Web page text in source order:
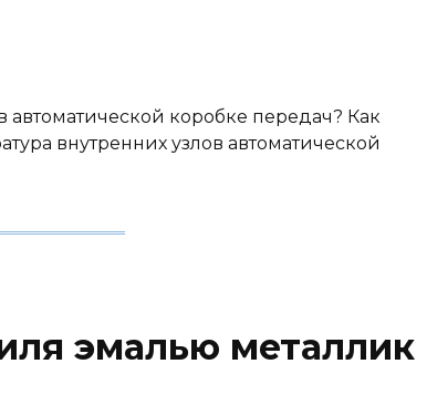
коробке передач? Как
внутренних узлов автоматической
эмалью металлик